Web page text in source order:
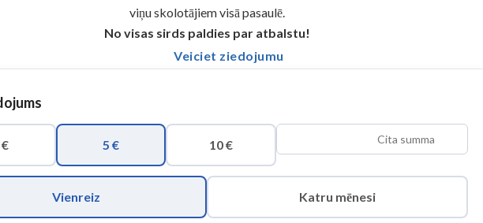
Veiciet ziedojumu
viņu skolotājiem visā pasaulē.
No visas sirds paldies par atbalstu!
€ 5 € 10 €
Vienreiz Katru mēnesi